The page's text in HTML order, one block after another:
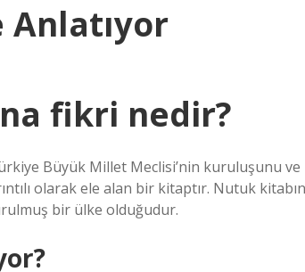
fikri nedir?
Büyük Millet Meclisi’nin kuruluşunu
olarak ele alan bir kitaptır. Nutuk
bir ülke olduğudur.